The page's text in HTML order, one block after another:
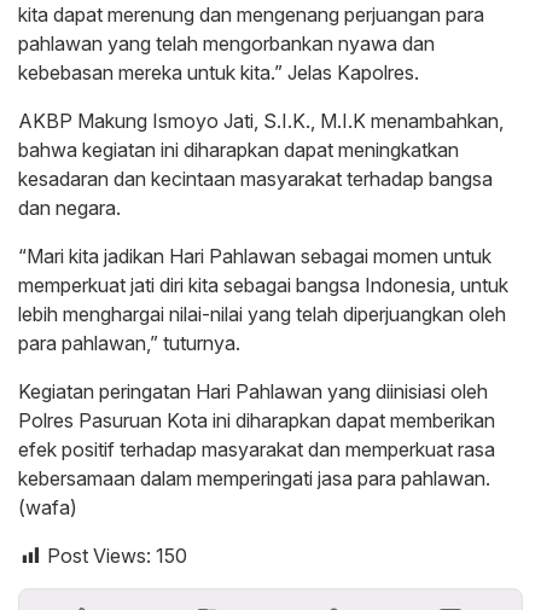
kita dapat merenung dan mengenang perjuangan para
pahlawan yang telah mengorbankan nyawa dan
kebebasan mereka untuk kita.” Jelas Kapolres.
AKBP Makung Ismoyo Jati, S.I.K., M.I.K menambahkan,
bahwa kegiatan ini diharapkan dapat meningkatkan
kesadaran dan kecintaan masyarakat terhadap bangsa
dan negara.
“Mari kita jadikan Hari Pahlawan sebagai momen untuk
memperkuat jati diri kita sebagai bangsa Indonesia, untuk
lebih menghargai nilai-nilai yang telah diperjuangkan oleh
para pahlawan,” tuturnya.
Kegiatan peringatan Hari Pahlawan yang diinisiasi oleh
Polres Pasuruan Kota ini diharapkan dapat memberikan
efek positif terhadap masyarakat dan memperkuat rasa
kebersamaan dalam memperingati jasa para pahlawan.
(wafa)
Post Views: 150